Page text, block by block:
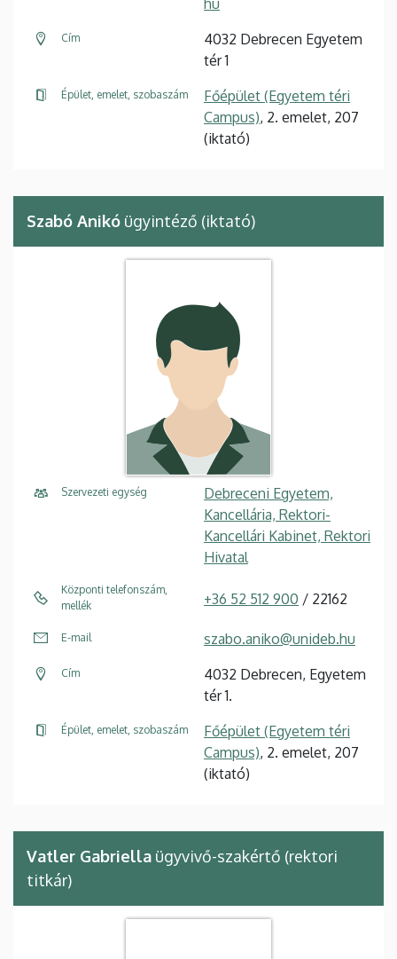
hu
Cím
4032 Debrecen Egyetem
tér 1
Épület, emelet, szobaszám
Főépület (Egyetem téri
Campus), 2. emelet, 207
(iktató)
Szabó Anikó ügyintéző (iktató)
Szervezeti egység
Debreceni Egyetem,
Kancellária, Rektori-
Kancellári Kabinet, Rektori
Hivatal
Központi telefonszám,
mellék
+36 52 512 900 / 22162
E-mail szabo.aniko@unideb.hu
Cím
4032 Debrecen, Egyetem
tér 1.
Épület, emelet, szobaszám
Főépület (Egyetem téri
Campus), 2. emelet, 207
(iktató)
Vatler Gabriella ügyvivő-szakértő (rektori
titkár)